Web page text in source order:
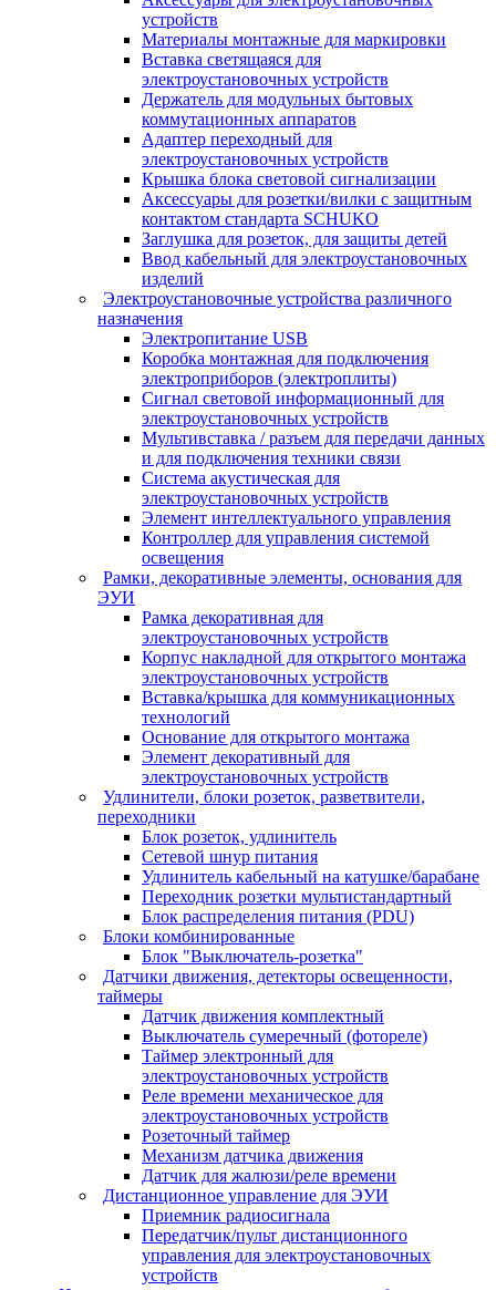
устройств
Материалы монтажные для маркировки
Вставка светящаяся для
электроустановочных устройств
Держатель для модульных бытовых
коммутационных аппаратов
Адаптер переходный для
электроустановочных устройств
Крышка блока световой сигнализации
Аксессуары для розетки/вилки с защитным
контактом стандарта SCHUKO
Заглушка для розеток, для защиты детей
Ввод кабельный для электроустановочных
изделий
Электроустановочные устройства различного
назначения
Электропитание USB
Коробка монтажная для подключения
электроприборов (электроплиты)
Сигнал световой информационный для
электроустановочных устройств
Мультивставка / разъем для передачи данных
и для подключения техники связи
Система акустическая для
электроустановочных устройств
Элемент интеллектуального управления
Контроллер для управления системой
освещения
Рамки, декоративные элементы, основания для
ЭУИ
Рамка декоративная для
электроустановочных устройств
Корпус накладной для открытого монтажа
электроустановочных устройств
Вставка/крышка для коммуникационных
технологий
Основание для открытого монтажа
Элемент декоративный для
электроустановочных устройств
Удлинители, блоки розеток, разветвители,
переходники
Блок розеток, удлинитель
Сетевой шнур питания
Удлинитель кабельный на катушке/барабане
Переходник розетки мультистандартный
Блок распределения питания (PDU)
Блоки комбинированные
Блок "Выключатель-розетка"
Датчики движения, детекторы освещенности,
таймеры
Датчик движения комплектный
Выключатель сумеречный (фотореле)
Таймер электронный для
электроустановочных устройств
Реле времени механическое для
электроустановочных устройств
Розеточный таймер
Механизм датчика движения
Датчик для жалюзи/реле времени
Дистанционное управление для ЭУИ
Приемник радиосигнала
Передатчик/пульт дистанционного
управления для электроустановочных
устройств